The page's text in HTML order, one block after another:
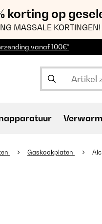
korting op
MASSALE KORTINGEN!
vanaf 100€*
Gaskookplaten